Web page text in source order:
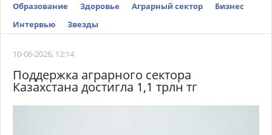
Образование
Здоровье Аграрный сектор
Бизнес
Интервью
Звезды
10-06-2026, 12:14
Поддержка аграрного сектора
Казахстана достигла 1,1 трлн тг